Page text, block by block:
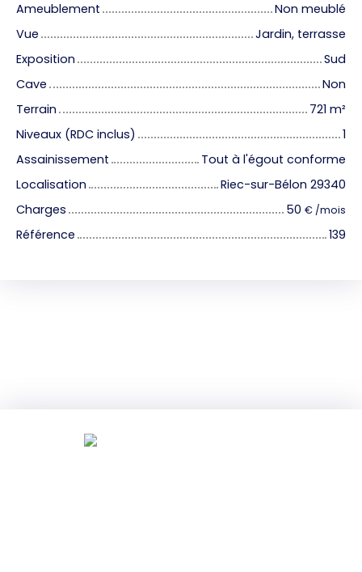
Ameublement
Non meublé
Vue
Jardin, terrasse
Exposition
Sud
Cave
Non
Terrain
721 m²
Niveaux (RDC inclus)
1
Assainissement
Tout à l'égout conforme
Localisation
Riec-sur-Bélon 29340
Charges
50 € /mois
Référence 139